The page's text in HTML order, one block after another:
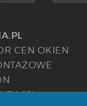
CEN OKIEN